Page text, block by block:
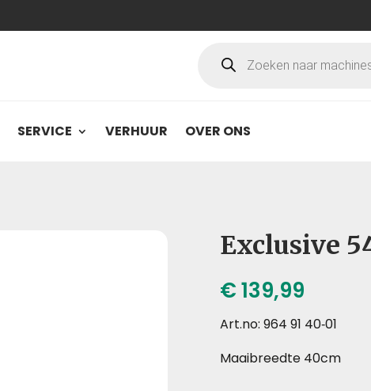
zoeken
SERVICE VERHUUR OVER ONS
Exclusive
€139,99
Art.no: 964 91 40‑01
Maaibreedte 40cm